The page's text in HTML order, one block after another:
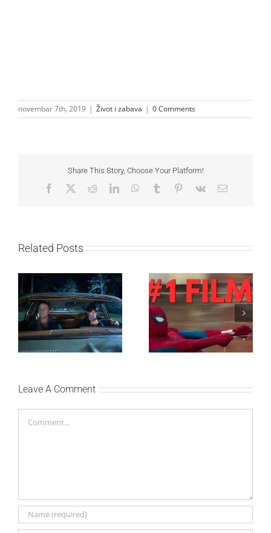
novembar 7th, 2019 | Život i zabava | 0 Comments
Share This Story, Choose Your Platform!
Facebook RedditLinkedInWhatsApp
Tumblr Pinterest
Vk Email
Related Posts
SF NIGHT: POSLEDNJI
DANI ULICE
HRASTOVA u Concept
Cinema i CineStar
bioskopima 12. avgusta
Najuspešnije otvaranje
studijskog filma u Srbiji:
Spajdermen: Novi dan
oborio rekord već prvog
vikenda
Leave A Comment